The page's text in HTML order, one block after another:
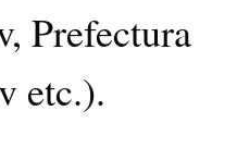
Prefectura
etc.).